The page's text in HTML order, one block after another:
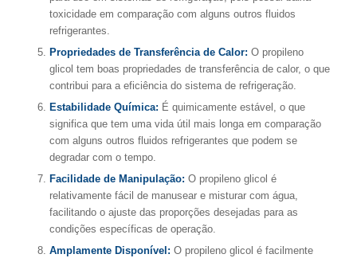
toxicidade em comparação com alguns outros fluidos
refrigerantes.
Propriedades de Transferência de Calor: O propileno
glicol tem boas propriedades de transferência de calor, o que
contribui para a eficiência do sistema de refrigeração.
Estabilidade Química: É quimicamente estável, o que
significa que tem uma vida útil mais longa em comparação
com alguns outros fluidos refrigerantes que podem se
degradar com o tempo.
Facilidade de Manipulação: O propileno glicol é
relativamente fácil de manusear e misturar com água,
facilitando o ajuste das proporções desejadas para as
condições específicas de operação.
Amplamente Disponível: O propileno glicol é facilmente